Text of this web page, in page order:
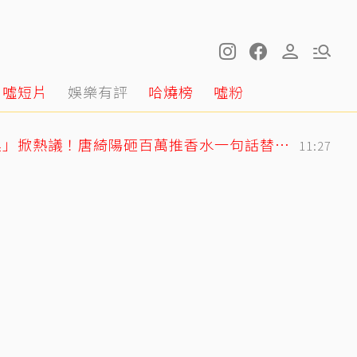
噓短片 娛樂有評 哈燒榜 噓粉
獨／韓女嫌台男「很臭」掀熱議！唐綺陽砸百萬推香水一句話替台男平反 11:27